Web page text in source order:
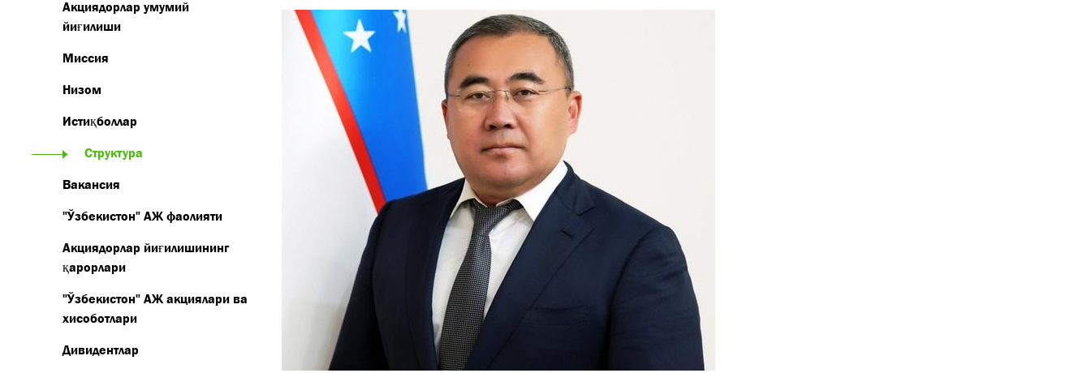
Акциядорлар умумий
йиғилиши
Миссия
Низом
Истиқболлар
Структура
Вакансия
"Ўзбекистон" АЖ фаолияти
Акциядорлар йиғилишининг
қарорлари
"Ўзбекистон" АЖ акциялари ва
хисоботлари
Дивидентлар